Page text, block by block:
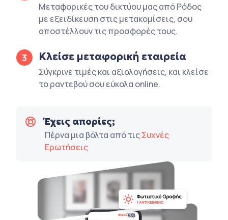
Μεταφορικές του δικτύου μας από Ρόδος
με εξειδίκευση στις μετακομίσεις, σου
αποστέλλουν τις προσφορές τους.
3 Κλείσε μεταφορική εταιρεία
Σύγκρινε τιμές και αξιολογήσεις, και κλείσε
το ραντεβού σου εύκολα online.
Έχεις απορίες;
Πέρνα μια βόλτα από τιςΣυχνές
Ερωτήσεις